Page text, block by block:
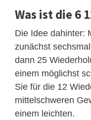
Was ist die 6
Die Idee dahinter:
zunächst
dann 25
einem möglichst
Sie für die 12
mittelschweren
einem leichten.